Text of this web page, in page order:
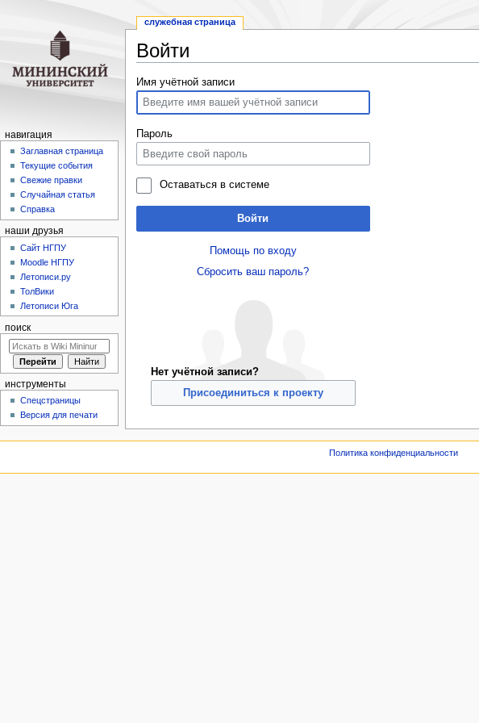
Войти
Перейти
навигации
Перейти
поиску
Имя учётной записи
Пароль
Оставаться в системе
Войти
Помощь по входу
Сбросить ваш пароль?
Нет учётной записи?
Присоединиться к проекту
служебная страница
навигация
Заглавная страница
Текущие события
Свежие правки
Случайная статья
Справка
наши друзья
Cайт НГПУ
Moodle НГПУ
Летописи.ру
ТолВики
Летописи Юга
поиск
инструменты
Спецстраницы
Версия для печати
Политика конфиденциальности